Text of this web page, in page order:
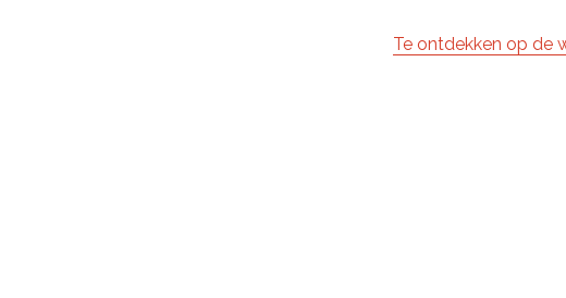
Te ontdekken op de